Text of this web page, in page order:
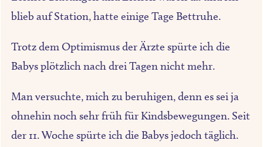
blieb auf Station, hatte einige Tage Bettruhe.
Trotz dem Optimismus der Ärzte spürte ich die
Babys plötzlich nach drei Tagen nicht mehr.
Man versuchte, mich zu beruhigen, denn es sei ja
ohnehin noch sehr früh für Kindsbewegungen. Seit
der 11. Woche spürte ich die Babys jedoch täglich.